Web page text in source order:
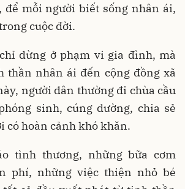
để mỗi người biết sống nhân ái,
cuộc đời.
dừng ở phạm vi gia đình, mà
thần nhân ái đến cộng đồng xã
người dân thường đi chùa cầu
sinh, cúng dường, chia sẻ
có hoàn cảnh khó khăn.
tình thương, những bữa cơm
phí, những việc thiện nhỏ bé